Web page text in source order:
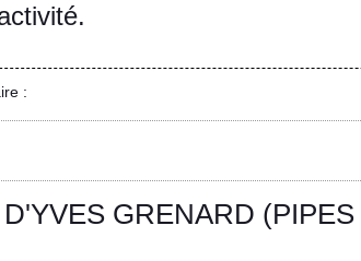
:
GRENARD